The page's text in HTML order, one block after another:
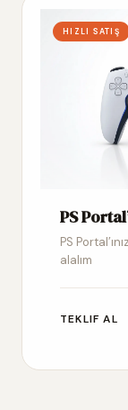
HIZLI SATIŞ
PS
PS
alalım
TEKLIF AL